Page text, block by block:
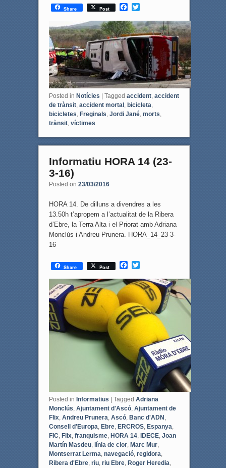
Share Post
F
c
e
b
o
o
k
T
i
t
t
e
Posted in Notícies Tagged accident, accident
de trànsit, accident mortal , bicicleta,
bicicletes, Freginals, Jordi Jané, morts,
trànsit, víctimes
Informatiu HORA 14 (23-
3-16)
Posted on 23/03/2016
HORA 14. De dilluns a divendres a les
13.50h t’apropem a l’actualitat de la Ribera
d’Ebre, la Terra Alta i el Priorat amb Adriana
Monclús i Andreu Prunera. HORA_14_23-3-
16
Share Post
F
c
b
o
o
k
T
i
t
t
e
r
Posted in Informatius Tagged Adriana
Monclús, Ajuntament d'Ascó, Ajuntament de
Flix, Andreu Prunera, Ascó, Banc d'ADN ,
Consell d'Europa, Ebre, ERCROS, Espanya,
FIC, Flix, franquisme, HORA 14, IDECE, Joan
Martín Masdeu, línia de clor, Marc Mur,
Montserrat Lerma, navegació, regidora,
Ribera d'Ebre, riu, riu Ebre, Roger Heredia,